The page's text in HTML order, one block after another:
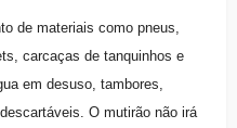
de materiais como pneus,
carcaças de tanquinhos e
em desuso, tambores,
O mutirão não irá